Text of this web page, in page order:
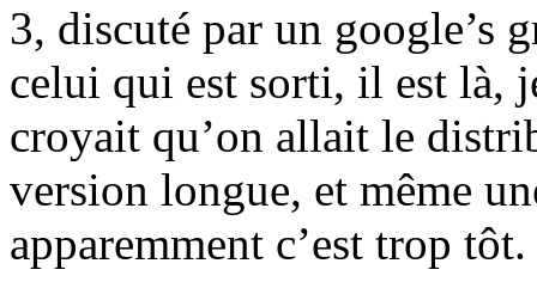
3, discuté par un google’s
celui qui est sorti, il est là,
croyait qu’on allait le
version longue, et même
apparemment c’est trop